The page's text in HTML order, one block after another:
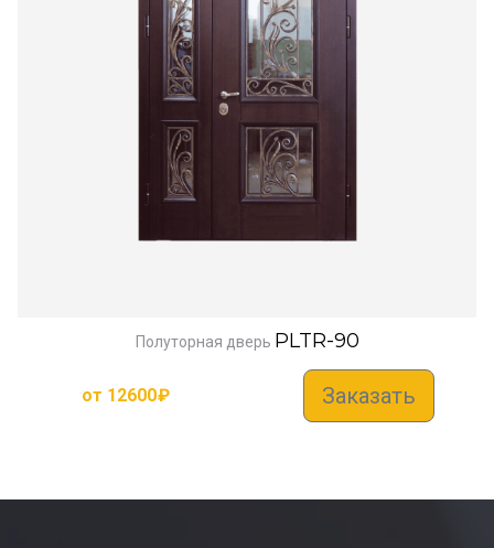
Полуторная дверь PLTR-90
от 12600₽ Заказать